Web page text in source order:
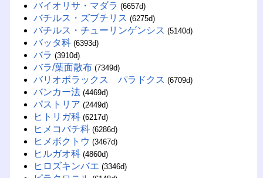
バイオリサ・マダラ (6657d)
バチルス・ズブチリス (6275d)
バチルス・チューリンゲンシス (5140d)
バッタ科 (6393d)
バラ (3910d)
バラ/葉面散布 (7349d)
バリオボラックス パラドクス (6709d)
バンカー法 (4469d)
パストリア (2449d)
ヒトリガ科 (6217d)
ヒメコバチ科 (6286d)
ヒメボクトウ (3467d)
ヒルガオ科 (4860d)
ヒロズキンバエ (3346d)